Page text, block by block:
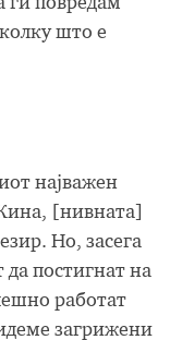
што е
најважен
[нивната]
Но, засега
постигнат на
работат
загрижени